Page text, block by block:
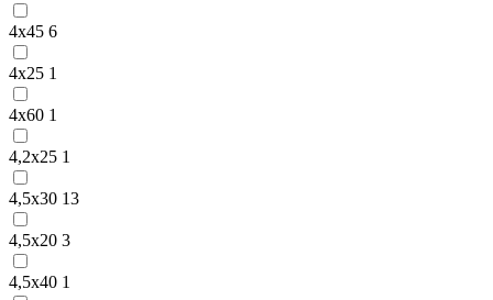
4х45 6
4х25 1
4х60 1
4,2х25 1
4,5х30 13
4,5х20 3
4,5х40 1